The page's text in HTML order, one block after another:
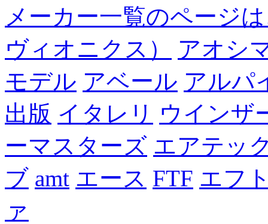
メーカー一覧のページ
ヴィオニクス）
アオシ
モデル アベール アルパ
出版 イタレリ ウインザ
ーマスターズ エアテッ
ブ amt エース FTF エフ
ァ